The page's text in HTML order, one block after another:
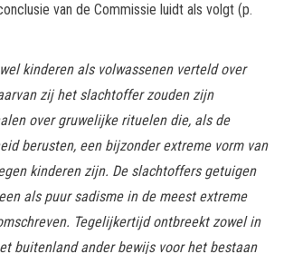
van de Commissie luidt als volgt (p.
kinderen als volwassenen verteld over
zij het slachtoffer zouden zijn
over gruwelijke rituelen die, als de
berusten, een bijzonder extreme vorm van
kinderen zijn. De slachtoffers getuigen
als puur sadisme in de meest extreme
Tegelijkertijd ontbreekt zowel in
buitenland ander bewijs voor het bestaan